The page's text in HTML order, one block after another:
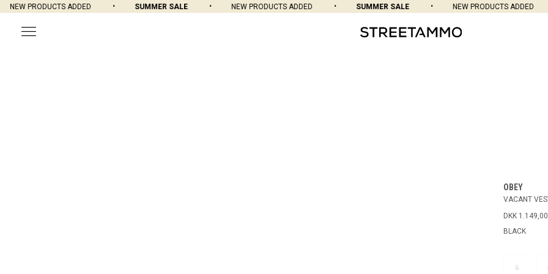
NEW PRODUCTS ADDED SUMMER SALE NEW PRODUCTS ADDED SUMMER SALE NEW PRODUCTS ADDED
OBEY
VACANT
DKK 1.149,00
BLACK
S